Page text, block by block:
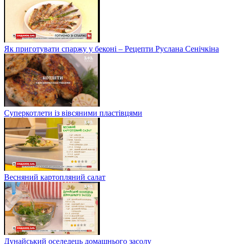
Як приготувати спаржу у беконі – Рецепти Руслана Сенічкіна
Суперкотлети із вівсяними пластівцями
Весняний картопляний салат
Дунайський оселедець домашнього засолу